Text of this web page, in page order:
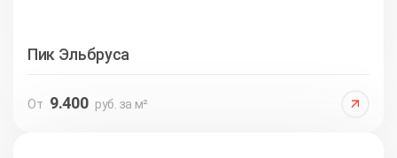
Пик Эльбруса
От 9.400 руб. за м²